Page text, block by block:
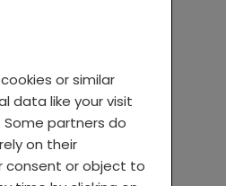
or similar
data like your visit
Some partners do
on their
consent or object to